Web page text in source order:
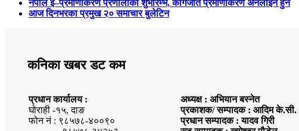
नेपाल ई–प्रमाणीकरण प्रणालीको शुभारम्भ, कागजात प्रमाणीकरण अनलाइन हुने
आज दिनभरका प्रमुख २० समाचार बुलेटिन
कनिका खबर डट कम
प्रधान कार्यालय :
घोराही -१५, दाङ
फोन नं : ९८५७८-४००९०
अध्यक्ष : अभियान बस्नेत
प्रकाशक/ सम्पादक : आदिम के.सी.
प्रधान सम्पादक : यादव गिरी